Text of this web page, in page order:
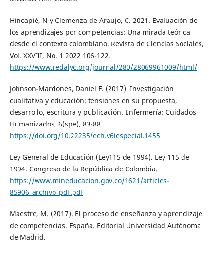
Hincapié, N y Clemenza de Araujo, C. 2021. Evaluación de
los aprendizajes por competencias: Una mirada teórica
desde el contexto colombiano. Revista de Ciencias Sociales,
Vol. XXVIII, No. 1 2022 106-122.
https://www.redalyc.org/journal/280/28069961009/html/
Johnson-Mardones, Daniel F. (2017). Investigación
cualitativa y educación: tensiones en su propuesta,
desarrollo, escritura y publicación. Enfermería: Cuidados
Humanizados, 6(spe), 83-88.
https://doi.org/10.22235/ech.v6iespecial.1455
Ley General de Educación (Ley115 de 1994). Ley 115 de
1994. Congreso de la República de Colombia.
https://www.mineducacion.gov.co/1621/articles-
85906_archivo_pdf.pdf
Maestre, M. (2017). El proceso de enseñanza y aprendizaje
de competencias. España. Editorial Universidad Autónoma
de Madrid.